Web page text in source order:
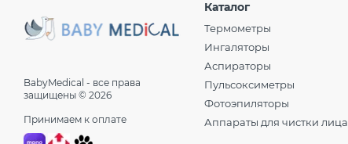
BabyMedical - все права
защищены © 2026
Принимаем к оплате
Каталог
Термометры
Ингаляторы
Аспираторы
Пульсоксиметры
Фотоэпиляторы
Аппараты для чистки лица